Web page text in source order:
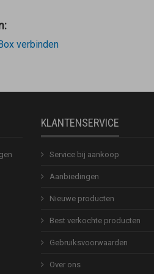
verbinden
KLANTENSERVICE
Service bij aankoop
Aanbiedingen
Nieuwe producten
Best verkochte producten
Gebruiksvoorwaarden
Over ons